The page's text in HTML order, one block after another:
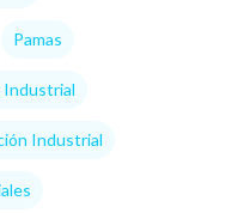
Pamas
Industrial
Industrial